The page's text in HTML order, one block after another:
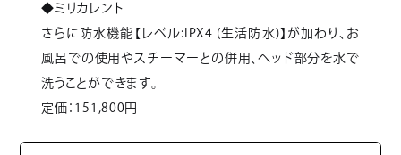
◆ミリカレント
さらに防水機能【レベル:IPX4 (生活防水)】が加わり、お
風呂での使用やスチーマーとの併用、ヘッド部分を水で
洗うことができます。
定価：151,800円